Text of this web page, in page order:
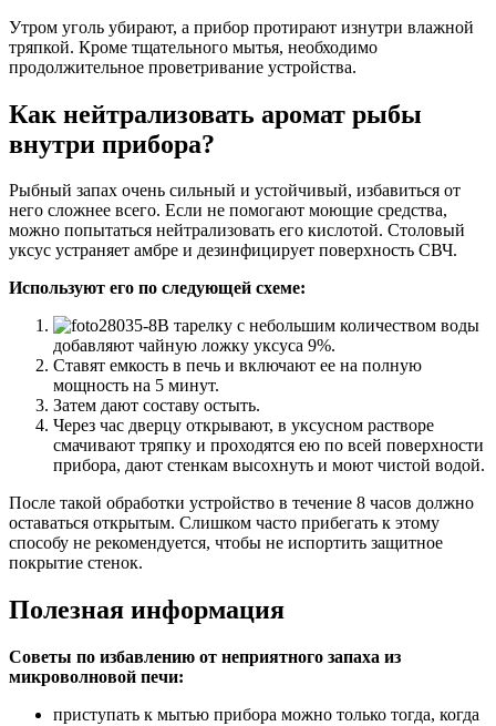
Утром уголь убирают, а прибор протирают изнутри влажной
тряпкой. Кроме тщательного мытья, необходимо
продолжительное проветривание устройства.
Как нейтрализовать аромат рыбы
внутри прибора?
Рыбный запах очень сильный и устойчивый, избавиться от
него сложнее всего. Если не помогают моющие средства,
можно попытаться нейтрализовать его кислотой. Столовый
уксус устраняет амбре и дезинфицирует поверхность СВЧ.
Используют его по следующей схеме:
В тарелку с небольшим количеством воды
добавляют чайную ложку уксуса 9%.
Ставят емкость в печь и включают ее на полную
мощность на 5 минут.
Затем дают составу остыть.
Через час дверцу открывают, в уксусном растворе
смачивают тряпку и проходятся ею по всей поверхности
прибора, дают стенкам высохнуть и моют чистой водой.
После такой обработки устройство в течение 8 часов должно
оставаться открытым. Слишком часто прибегать к этому
способу не рекомендуется, чтобы не испортить защитное
покрытие стенок.
Полезная информация
Советы по избавлению от неприятного запаха из
микроволновой печи:
приступать к мытью прибора можно только тогда, когда